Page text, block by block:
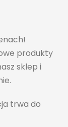
produkty
sklep i
trwa do